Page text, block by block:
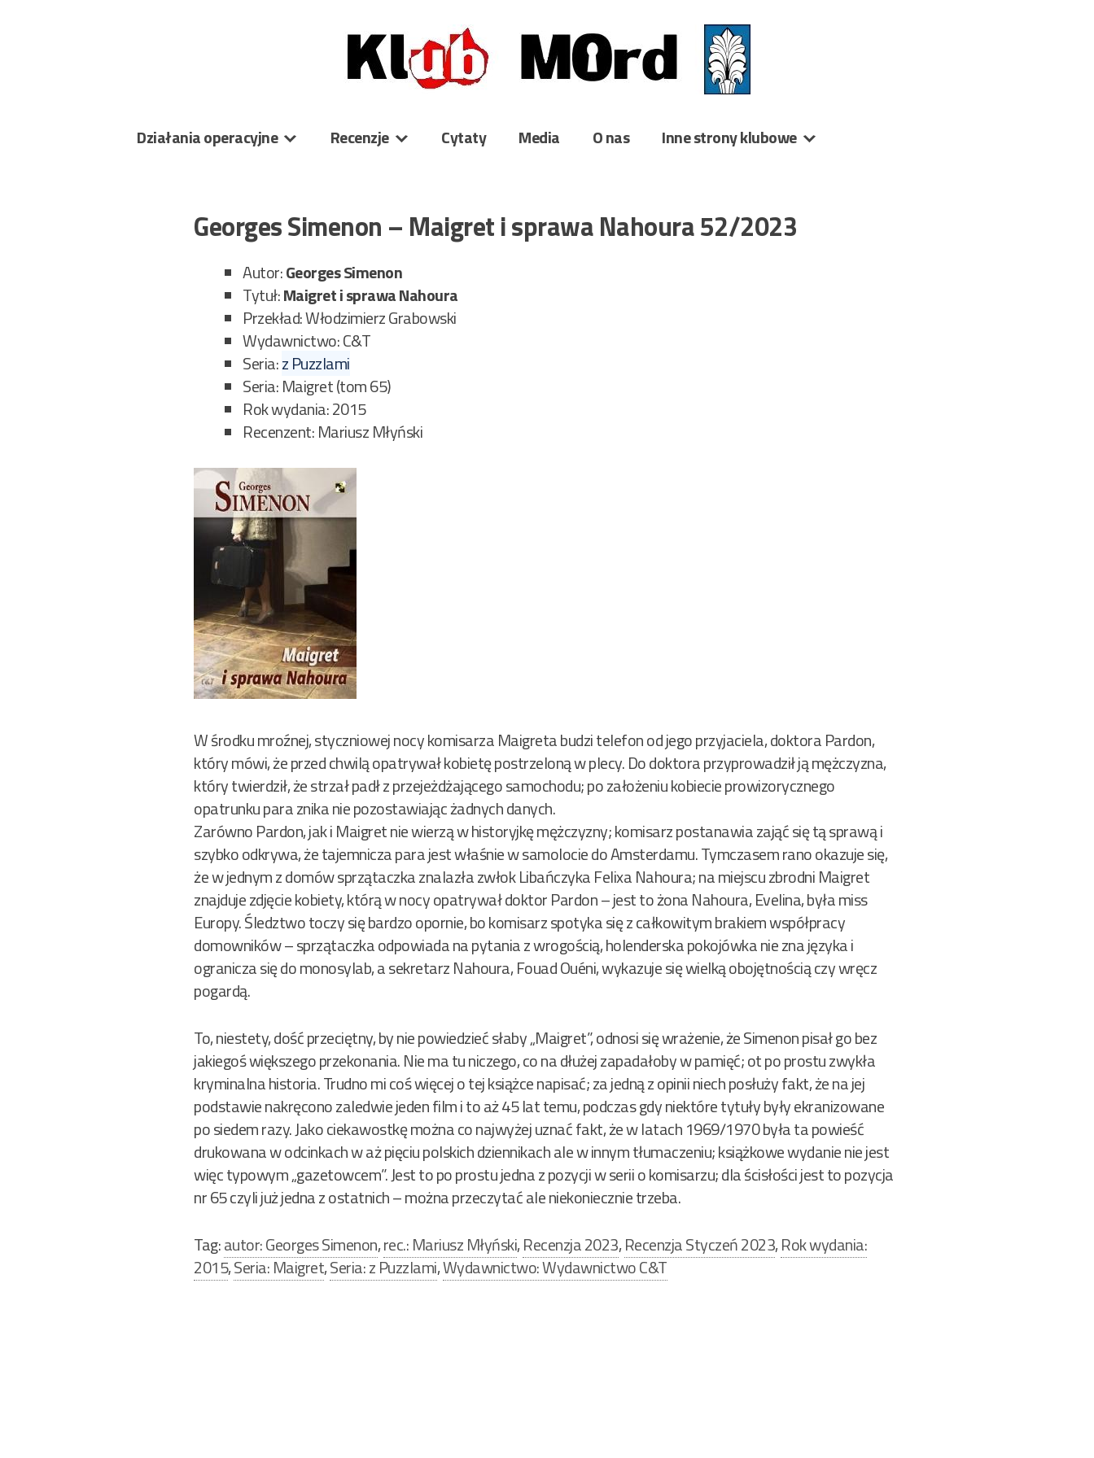
Działania operacyjne Recenzje Cytaty Media O nas Inne strony klubowe
Georges Simenon – Maigret i sprawa Nahoura 52/2023
Autor:Georges Simenon
Tytuł:Maigret i sprawa Nahoura
Przekład: Włodzimierz Grabowski
Wydawnictwo: C&T
Seria:z Puzzlami
Seria: Maigret (tom 65)
Rok wydania: 2015
Recenzent: Mariusz Młyński
W środku mroźnej, styczniowej nocy komisarza Maigreta budzi telefon od jego przyjaciela, doktora Pardon,
który mówi, że przed chwilą opatrywał kobietę postrzeloną w plecy. Do doktora przyprowadził ją mężczyzna,
który twierdził, że strzał padł z przejeżdżającego samochodu; po założeniu kobiecie prowizorycznego
opatrunku para znika nie pozostawiając żadnych danych.
Zarówno Pardon, jak i Maigret nie wierzą w historyjkę mężczyzny; komisarz postanawia zająć się tą sprawą i
szybko odkrywa, że tajemnicza para jest właśnie w samolocie do Amsterdamu. Tymczasem rano okazuje się,
że w jednym z domów sprzątaczka znalazła zwłok Libańczyka Felixa Nahoura; na miejscu zbrodni Maigret
znajduje zdjęcie kobiety, którą w nocy opatrywał doktor Pardon – jest to żona Nahoura, Evelina, była miss
Europy. Śledztwo toczy się bardzo opornie, bo komisarz spotyka się z całkowitym brakiem współpracy
domowników – sprzątaczka odpowiada na pytania z wrogością, holenderska pokojówka nie zna języka i
ogranicza się do monosylab, a sekretarz Nahoura, Fouad Ouéni, wykazuje się wielką obojętnością czy wręcz
pogardą.
To, niestety, dość przeciętny, by nie powiedzieć słaby „Maigret”, odnosi się wrażenie, że Simenon pisał go bez
jakiegoś większego przekonania. Nie ma tu niczego, co na dłużej zapadałoby w pamięć; ot po prostu zwykła
kryminalna historia. Trudno mi coś więcej o tej książce napisać; za jedną z opinii niech posłuży fakt, że na jej
podstawie nakręcono zaledwie jeden film i to aż 45 lat temu, podczas gdy niektóre tytuły były ekranizowane
po siedem razy. Jako ciekawostkę można co najwyżej uznać fakt, że w latach 1969/1970 była ta powieść
drukowana w odcinkach w aż pięciu polskich dziennikach ale w innym tłumaczeniu; książkowe wydanie nie jest
więc typowym „gazetowcem”. Jest to po prostu jedna z pozycji w serii o komisarzu; dla ścisłości jest to pozycja
nr 65 czyli już jedna z ostatnich – można przeczytać ale niekoniecznie trzeba.
Tag:autor: Georges Simenon,rec.: Mariusz Młyński,Recenzja 2023,Recenzja Styczeń 2023,Rok wydania:
2015,Seria: Maigret,Seria: z Puzzlami,Wydawnictwo: Wydawnictwo C&T